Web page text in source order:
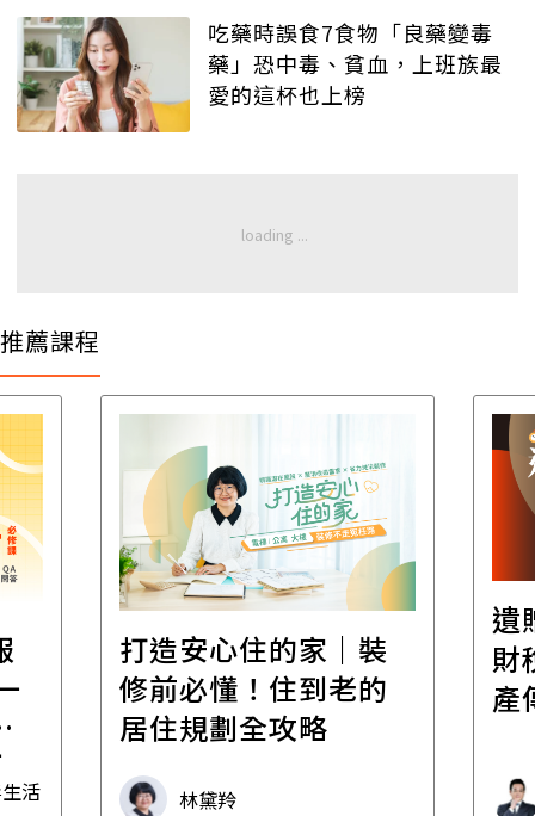
吃藥時誤食7食物「良藥變毒
藥」恐中毒、貧血，上班族最
愛的這杯也上榜
推薦課程
活
打造安心住的家｜裝
修前必懂！住到老的
居住規劃全攻略
林黛羚
遺
財
產